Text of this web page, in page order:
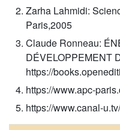
Zarha Lahmidi:
Paris,2005
Claude Ronneau:
DÉVELOPPEMENT
https://
https://www.apc-
https://www.canal-